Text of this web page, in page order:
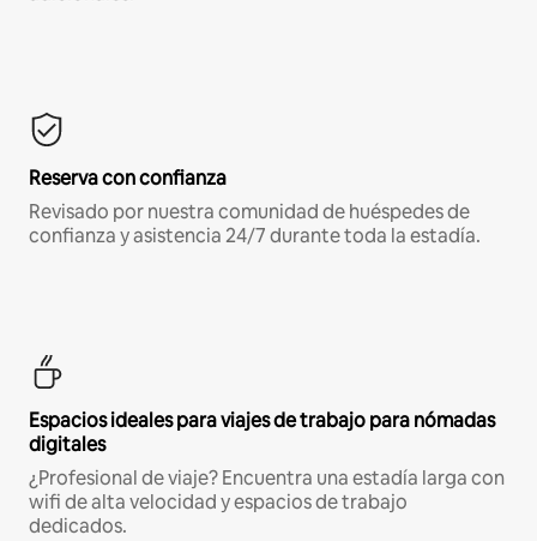
Reserva con confianza
Revisado por nuestra comunidad de huéspedes de
confianza y asistencia 24/7 durante toda la estadía.
Espacios ideales para viajes de trabajo para nómadas
digitales
¿Profesional de viaje? Encuentra una estadía larga con
wifi de alta velocidad y espacios de trabajo
dedicados.